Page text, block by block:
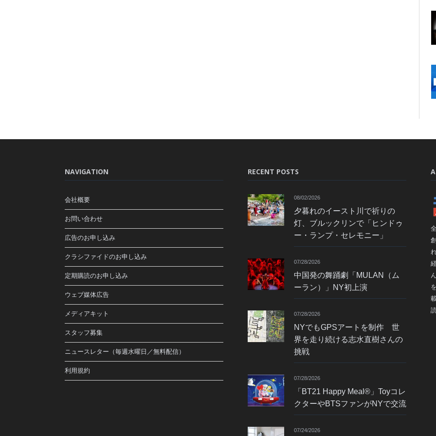
NAVIGATION
会社概要
お問い合わせ
広告のお申し込み
クラシファイドのお申し込み
定期購読のお申し込み
ウェブ媒体広告
メディアキット
スタッフ募集
ニュースレター（毎週水曜日／無料配信）
利用規約
RECENT POSTS
08/02/2026
夕暮れのイースト川で祈りの
灯、ブルックリンで「ヒンドゥ
ー・ランプ・セレモニー」
07/28/2026
中国発の舞踊劇「MULAN（ム
ーラン）」NY初上演
07/28/2026
NYでもGPSアートを制作 世
界を走り続ける志水直樹さんの
挑戦
07/28/2026
「BT21 Happy Meal®」Toyコレ
クターやBTSファンがNYで交流
07/24/2026